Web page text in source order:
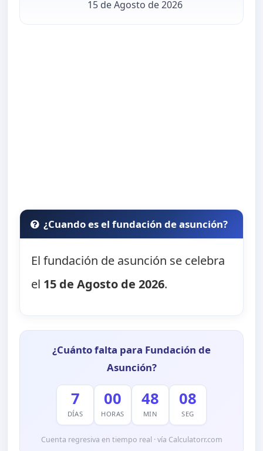
15 de Agosto de 2026
¿Cuando es el fundación de asunción?
El fundación de asunción se celebra
el 15 de Agosto de 2026.
¿Cuánto falta para Fundación de
Asunción?
7
DÍAS
00
HORAS
48
MIN
08
SEG
Cuenta regresiva en tiempo real · vía Calculatorr.com